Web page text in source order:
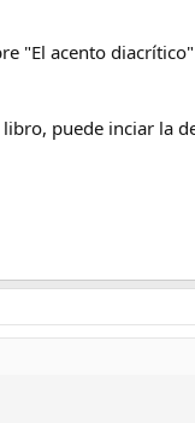
"El acento
puede inciar la